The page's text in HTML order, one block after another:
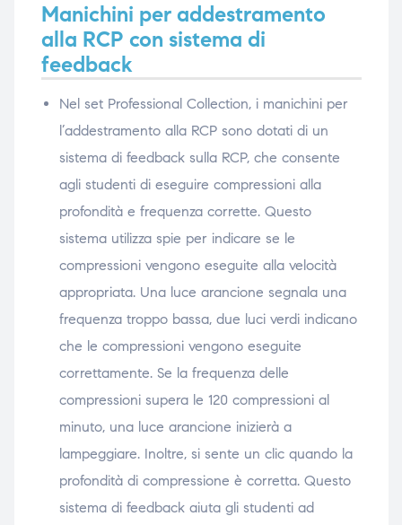
Manichini per addestramento
alla RCP con sistema di
feedback
Nel set Professional Collection, i manichini per
l’addestramento alla RCP sono dotati di un
sistema di feedback sulla RCP, che consente
agli studenti di eseguire compressioni alla
profondità e frequenza corrette. Questo
sistema utilizza spie per indicare se le
compressioni vengono eseguite alla velocità
appropriata. Una luce arancione segnala una
frequenza troppo bassa, due luci verdi indicano
che le compressioni vengono eseguite
correttamente. Se la frequenza delle
compressioni supera le 120 compressioni al
minuto, una luce arancione inizierà a
lampeggiare. Inoltre, si sente un clic quando la
profondità di compressione è corretta. Questo
sistema di feedback aiuta gli studenti ad